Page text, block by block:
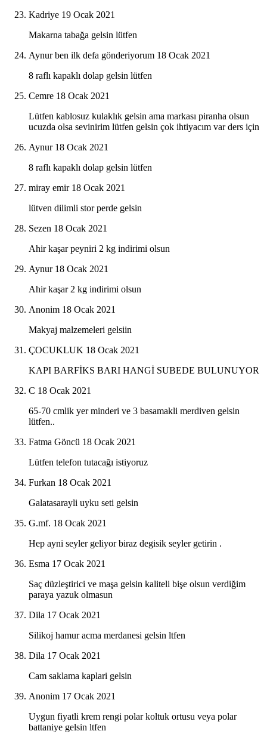
Kadriye 19 Ocak 2021
Makarna tabağa gelsin lütfen
Aynur ben ilk defa gönderiyorum 18 Ocak 2021
8 raflı kapaklı dolap gelsin lütfen
Cemre 18 Ocak 2021
Lütfen kablosuz kulaklık gelsin ama markası piranha olsun
ucuzda olsa sevinirim lütfen gelsin çok ihtiyacım var ders için
Aynur 18 Ocak 2021
8 raflı kapaklı dolap gelsin lütfen
miray emir 18 Ocak 2021
lütven dilimli stor perde gelsin
Sezen 18 Ocak 2021
Ahir kaşar peyniri 2 kg indirimi olsun
Aynur 18 Ocak 2021
Ahir kaşar 2 kg indirimi olsun
Anonim 18 Ocak 2021
Makyaj malzemeleri gelsiin
ÇOCUKLUK 18 Ocak 2021
KAPI BARFİKS BARI HANGİ SUBEDE BULUNUYOR
C 18 Ocak 2021
65-70 cmlik yer minderi ve 3 basamakli merdiven gelsin
lütfen..
Fatma Göncü 18 Ocak 2021
Lütfen telefon tutacağı istiyoruz
Furkan 18 Ocak 2021
Galatasarayli uyku seti gelsin
G.mf. 18 Ocak 2021
Hep ayni seyler geliyor biraz degisik seyler getirin .
Esma 17 Ocak 2021
Saç düzleştirici ve maşa gelsin kaliteli bişe olsun verdiğim
paraya yazuk olmasun
Dila 17 Ocak 2021
Silikoj hamur acma merdanesi gelsin ltfen
Dila 17 Ocak 2021
Cam saklama kaplari gelsin
Anonim 17 Ocak 2021
Uygun fiyatli krem rengi polar koltuk ortusu veya polar
battaniye gelsin ltfen